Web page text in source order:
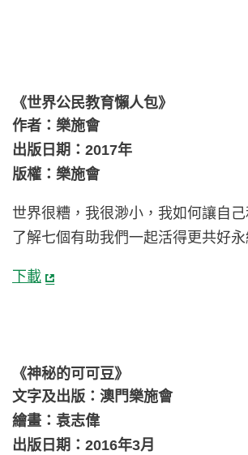
《世界公民教育懶人包》
作者：樂施會
出版日期：2017年
版權：樂施會
世界很糟，我很渺小，我如何讓自
了解七個有助我們一起活得更共好
下載
《神秘的可可豆》
文字及出版：澳門樂施會
繪畫：袁志偉
出版日期：2016年3月